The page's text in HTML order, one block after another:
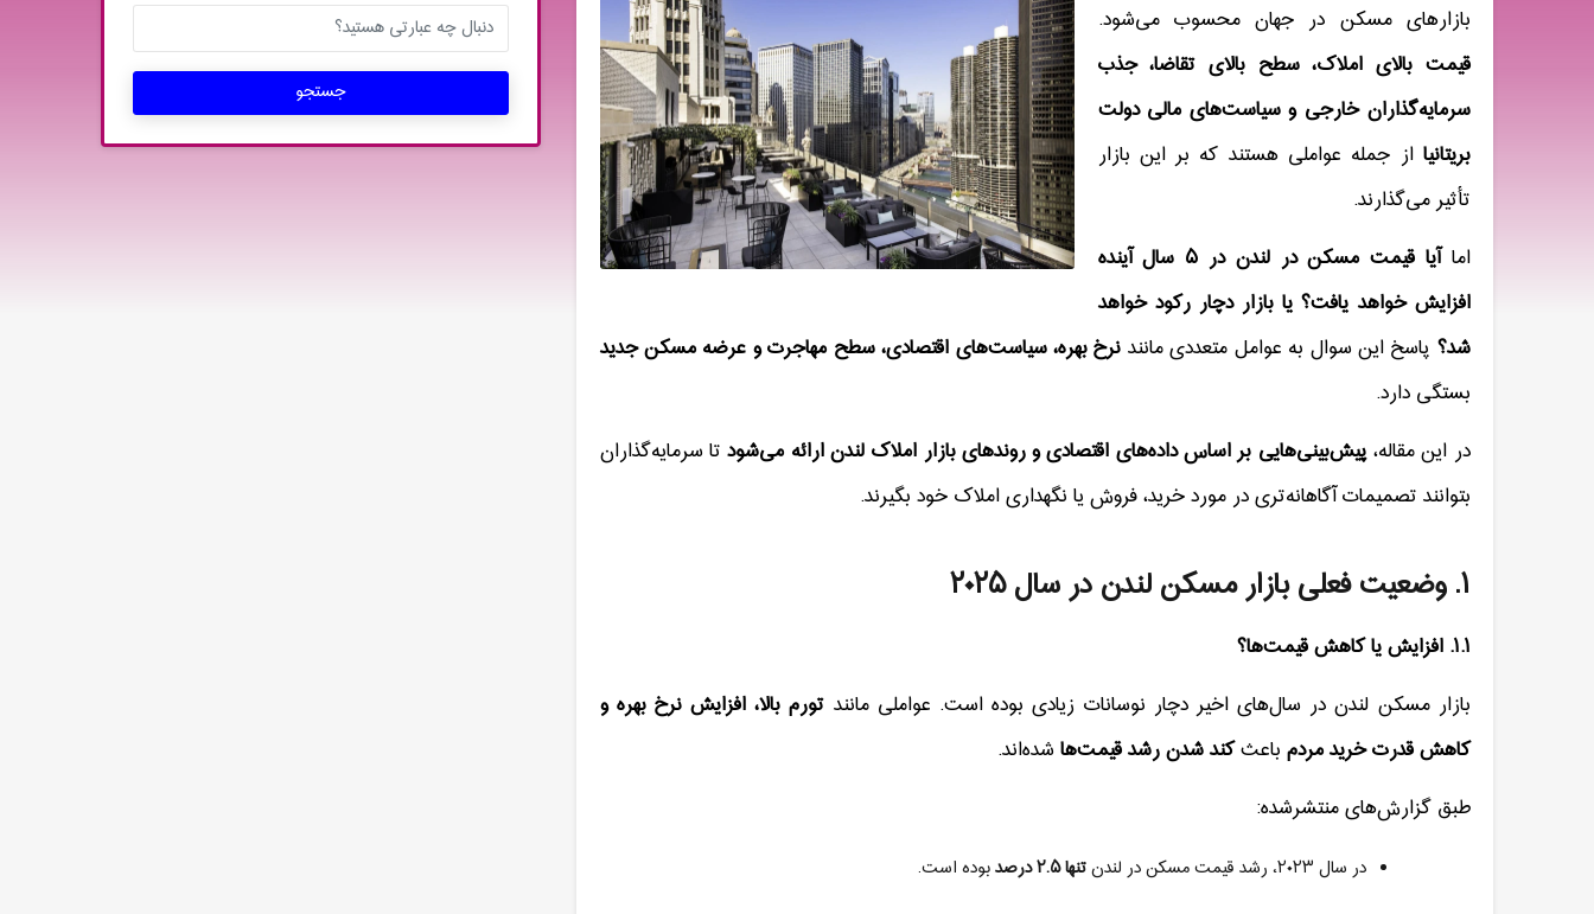
جستجو
بازارهای مسکن در جهان محسوب می‌شود.
قیمت بالای املاک، سطح بالای تقاضا، جذب
سرمایه‌گذاران خارجی و سیاست‌های مالی دولت
بریتانیا از جمله عواملی هستند که بر این بازار
تأثیر می‌گذارند.
اماآیا قیمت مسکن در لندن در ۵ سال آینده
افزایش خواهد یافت؟ یا بازار دچار رکود خواهد
شد؟ پاسخ این سوال به عوامل متعددی مانند نرخ بهره، سیاست‌های اقتصادی، سطح مهاجرت و عرضه مسکن جدید
بستگی دارد.
در این مقاله،پیش‌بینی‌هایی بر اساس داده‌های اقتصادی و روندهای بازار املاک لندن ارائه می‌شودتا سرمایه‌گذاران
بتوانند تصمیمات آگاهانه‌تری در مورد خرید، فروش یا نگهداری املاک خود بگیرند.
۱.وضعیت فعلی بازار مسکن لندن در سال۲۰۲۵
۱.۱.افزایش یا کاهش قیمت‌ها؟
بازار مسکن لندن در سال‌های اخیر دچار نوسانات زیادی بوده است. عواملی مانند تورم بالا، افزایش نرخ بهره و
کاهش قدرت خرید مردم باعثکند شدن رشد قیمت‌ها شده‌اند.
طبق گزارش‌های منتشرشده:
در سال۲۰۲۳، رشد قیمت مسکن در لندنتنها۲.۵درصدبوده است.